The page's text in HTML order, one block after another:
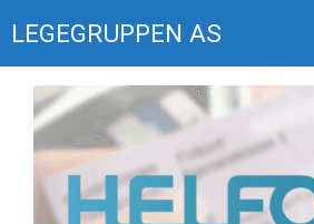
Ansatte
LEGEGRUPPEN AS